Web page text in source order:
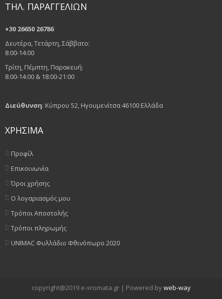
ΤΗΛ. ΠΑΡΑΓΓΕΛΙΩΝ
+30 26650 26786
Δευτέρα, Τετάρτη, Σάββατο:
8:00-14:00
Τρίτη, Πέμπτη, Παρακευή:
8:00-14:00 & 18:00-21:00
Διεύθυνση: Κύπρου 52, Ηγουμενίτσα 46100 Ελλάδα
ΧΡΗΣΙΜΑ
Προφίλ
Επικοινωνία
Όροι χρήσης
Ο λογαριασμός μου
Τρόποι Αποστολής
Τρόποι πληρωμής
UNIMAC Φυλλάδιο Φθινόπωρο 2020
copyright@2019 e-xromata.gr | Powered byweb-way